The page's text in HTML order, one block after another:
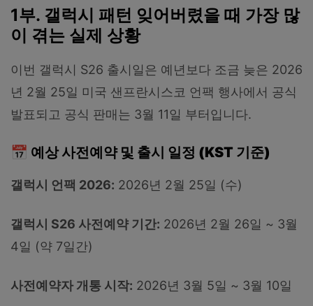
1부. 갤럭시 패턴 잊어버렸을 때 가장 많
이 겪는 실제 상황
이번 갤럭시 S26 출시일은 예년보다 조금 늦은 2026
년 2월 25일 미국 샌프란시스코 언팩 행사에서 공식
발표되고 공식 판매는 3월 11일 부터입니다.
📅 예상 사전예약 및 출시 일정 (KST 기준)
갤럭시 언팩 2026: 2026년 2월 25일 (수)
갤럭시 S26 사전예약 기간: 2026년 2월 26일 ~ 3월
4일 (약 7일간)
사전예약자 개통 시작: 2026년 3월 5일 ~ 3월 10일